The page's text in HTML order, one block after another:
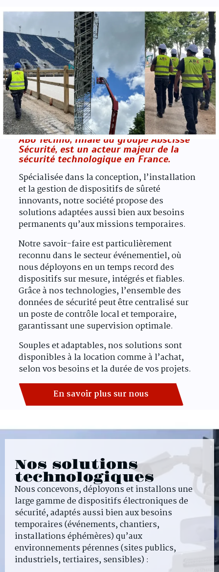
Qui sommes-nous ?
AB6 Techno, filiale du groupe Abscisse
Sécurité, est un acteur majeur de la
sécurité technologique en France.
Spécialisée dans la conception, l’installation
et la gestion de dispositifs de sûreté
innovants, notre société propose des
solutions adaptées aussi bien aux besoins
permanents qu’aux missions temporaires.
Notre savoir-faire est particulièrement
reconnu dans le secteur événementiel, où
nous déployons en un temps record des
dispositifs sur mesure, intégrés et fiables.
Grâce à nos technologies, l’ensemble des
données de sécurité peut être centralisé sur
un poste de contrôle local et temporaire,
garantissant une supervision optimale.
Souples et adaptables, nos solutions sont
disponibles à la location comme à l’achat,
selon vos besoins et la durée de vos projets.
En savoir plus sur nous
Nos solutions
technologiques
Nous concevons, déployons et installons une
large gamme de dispositifs électroniques de
sécurité, adaptés aussi bien aux besoins
temporaires (événements, chantiers,
installations éphémères) qu’aux
environnements pérennes (sites publics,
industriels, tertiaires, sensibles) :